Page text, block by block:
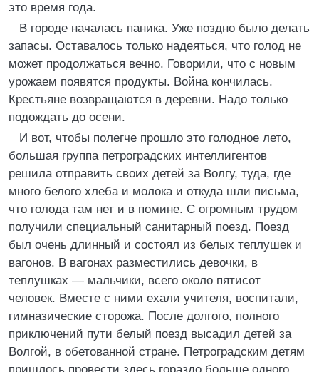
это время года.
В городе началась паника. Уже поздно было делать
запасы. Оставалось только надеяться, что голод не
может продолжаться вечно. Говорили, что с новым
урожаем появятся продукты. Война кончилась.
Крестьяне возвращаются в деревни. Надо только
подождать до осени.
И вот, чтобы полегче прошло это голодное лето,
большая группа петроградских интеллигентов
решила отправить своих детей за Волгу, туда, где
много белого хлеба и молока и откуда шли письма,
что голода там нет и в помине. С огромным трудом
получили специальный санитарный поезд. Поезд
был очень длинный и состоял из белых теплушек и
вагонов. В вагонах разместились девочки, в
теплушках — мальчики, всего около пятисот
человек. Вместе с ними ехали учителя, воспитали,
гимназические сторожа. После долгого, полного
приключений пути белый поезд высадил детей за
Волгой, в обетованной стране. Петроградским детям